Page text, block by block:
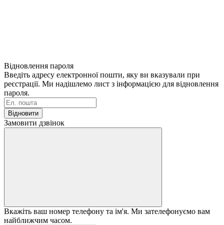
Відновлення пароля
Введіть адресу електронної пошти, яку ви вказували при
реєстрації. Ми надішлемо лист з інформацією для відновлення
пароля.
Відновити
Замовити дзвінок
Вкажіть ваш номер телефону та ім'я. Ми зателефонуємо вам
найближчим часом.